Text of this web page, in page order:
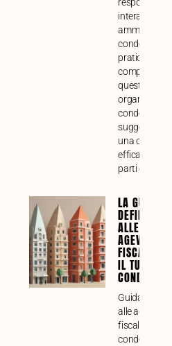
interazione
condòmini.
pratica alla
questo
organo di
suggerimenti
una
efficace tra
parti
LA GUIDA
DEFINITIVA
ALLE
FISCALI
IL TUO
Guida
alle
fiscali per
condominiali